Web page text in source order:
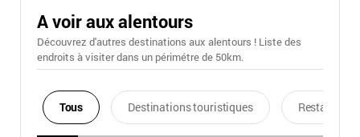
A voir aux alentours
Découvrez d'autres destinations aux alentours ! Liste des
endroits à visiter dans un périmétre de 50km.
Tous Destinations touristiques Restaurants